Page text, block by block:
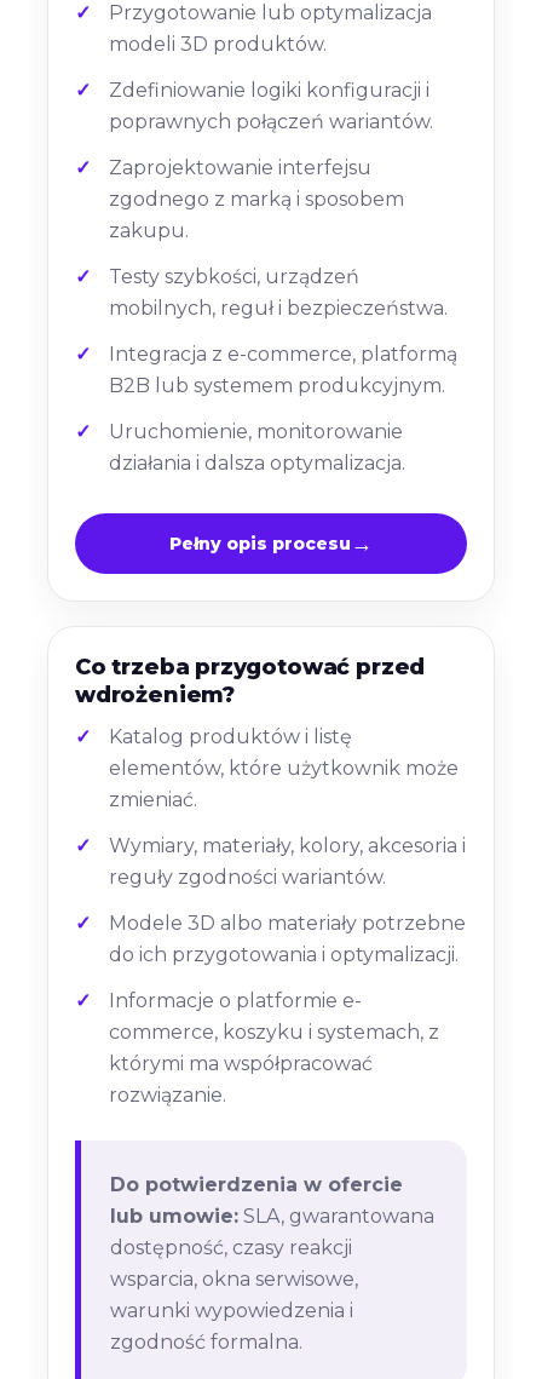
Przygotowanie lub optymalizacja
modeli 3D produktów.
Zdefiniowanie logiki konfiguracji i
poprawnych połączeń wariantów.
Zaprojektowanie interfejsu
zgodnego z marką i sposobem
zakupu.
Testy szybkości, urządzeń
mobilnych, reguł i bezpieczeństwa.
Integracja z e-commerce, platformą
B2B lub systemem produkcyjnym.
Uruchomienie, monitorowanie
działania i dalsza optymalizacja.
Pełny opis procesu
Co trzeba przygotować przed
wdrożeniem?
Katalog produktów i listę
elementów, które użytkownik może
zmieniać.
Wymiary, materiały, kolory, akcesoria i
reguły zgodności wariantów.
Modele 3D albo materiały potrzebne
do ich przygotowania i optymalizacji.
Informacje o platformie e-
commerce, koszyku i systemach, z
którymi ma współpracować
rozwiązanie.
Do potwierdzenia w ofercie
lub umowie: SLA, gwarantowana
dostępność, czasy reakcji
wsparcia, okna serwisowe,
warunki wypowiedzenia i
zgodność formalna.